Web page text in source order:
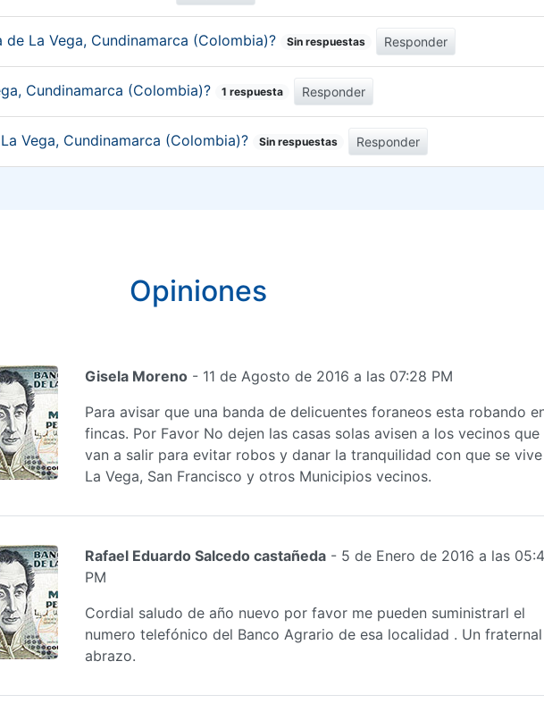
La Vega, Cundinamarca (Colombia)? Sin respuestas Responder
Cundinamarca (Colombia)? 1 respuesta Responder
Vega, Cundinamarca (Colombia)? Sin respuestas Responder
Opiniones
Gisela Moreno- 11 de Agosto de 2016 a las 07:28 PM
Para avisar que una banda de delicuentes foraneos esta robando
fincas. Por Favor No dejen las casas solas avisen a los vecinos que
van a salir para evitar robos y danar la tranquilidad con que se vive
La Vega, San Francisco y otros Municipios vecinos.
Rafael Eduardo Salcedo castañeda- 5 de Enero de 2016 a las
PM
Cordial saludo de año nuevo por favor me pueden suministrarl el
numero telefónico del Banco Agrario de esa localidad . Un fraternal
abrazo.